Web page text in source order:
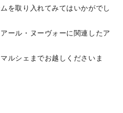
を取り入れてみてはいかがでし
ール・ヌーヴォーに関連したア
ルシェまでお越しくださいま